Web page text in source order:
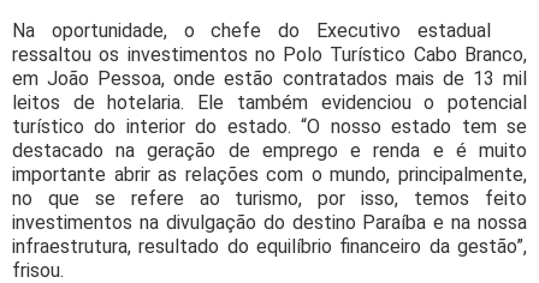
Na oportunidade, o chefe do Executivo estadual
ressaltou os investimentos no Polo Turístico Cabo Branco,
em João Pessoa, onde estão contratados mais de 13 mil
leitos de hotelaria. Ele também evidenciou o potencial
turístico do interior do estado. “O nosso estado tem se
destacado na geração de emprego e renda e é muito
importante abrir as relações com o mundo, principalmente,
no que se refere ao turismo, por isso, temos feito
investimentos na divulgação do destino Paraíba e na nossa
infraestrutura, resultado do equilíbrio financeiro da gestão”,
frisou.